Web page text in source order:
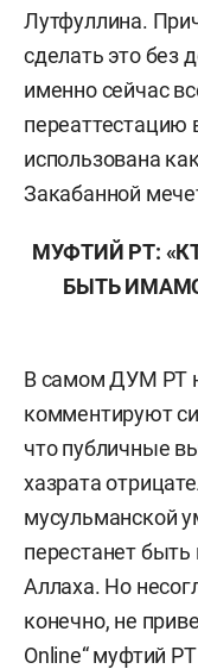
Лутфуллина.
сделать это без
именно сейчас
использована
Закабанной
МУФТИЙ РТ:
БЫТЬ
В самом ДУМ РТ
комментируют
что публичные
хазрата
мусульманской
перестанет
Аллаха. Но
конечно, не
Online“ муфтий РТ